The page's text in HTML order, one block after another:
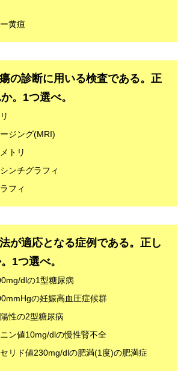
黄疸
の診断に用いる検査である。正
。1つ選べ。
ジング(MRI)
トリ
ンチグラフィ
フィ
が適応となる症例である。正し
1つ選べ。
dlの1型糖尿病
の妊娠高血圧症候群
性の2型糖尿病
ン値10mg/dlの慢性腎不全
リド値230mg/dlの肥満(1度)の肥満症